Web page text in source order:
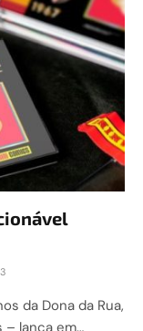
da Dona da Rua,
– lança em…